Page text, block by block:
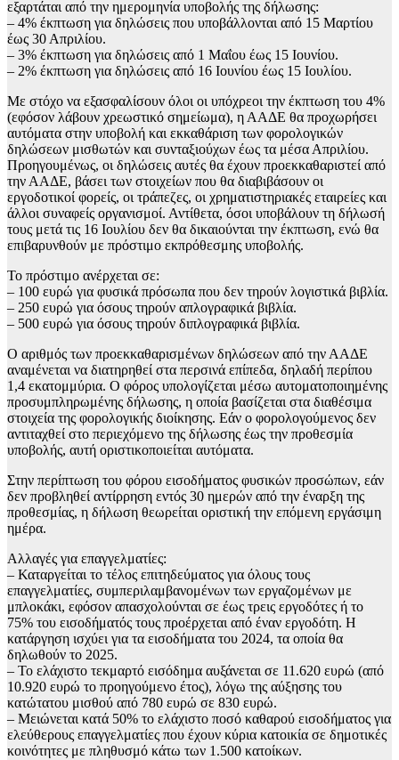
εξαρτάται από την ημερομηνία υποβολής της δήλωσης:
– 4% έκπτωση για δηλώσεις που υποβάλλονται από 15 Μαρτίου
έως 30 Απριλίου.
– 3% έκπτωση για δηλώσεις από 1 Μαΐου έως 15 Ιουνίου.
– 2% έκπτωση για δηλώσεις από 16 Ιουνίου έως 15 Ιουλίου.
Με στόχο να εξασφαλίσουν όλοι οι υπόχρεοι την έκπτωση του 4%
(εφόσον λάβουν χρεωστικό σημείωμα), η ΑΑΔΕ θα προχωρήσει
αυτόματα στην υποβολή και εκκαθάριση των φορολογικών
δηλώσεων μισθωτών και συνταξιούχων έως τα μέσα Απριλίου.
Προηγουμένως, οι δηλώσεις αυτές θα έχουν προεκκαθαριστεί από
την ΑΑΔΕ, βάσει των στοιχείων που θα διαβιβάσουν οι
εργοδοτικοί φορείς, οι τράπεζες, οι χρηματιστηριακές εταιρείες και
άλλοι συναφείς οργανισμοί. Αντίθετα, όσοι υποβάλουν τη δήλωσή
τους μετά τις 16 Ιουλίου δεν θα δικαιούνται την έκπτωση, ενώ θα
επιβαρυνθούν με πρόστιμο εκπρόθεσμης υποβολής.
Το πρόστιμο ανέρχεται σε:
– 100 ευρώ για φυσικά πρόσωπα που δεν τηρούν λογιστικά βιβλία.
– 250 ευρώ για όσους τηρούν απλογραφικά βιβλία.
– 500 ευρώ για όσους τηρούν διπλογραφικά βιβλία.
Ο αριθμός των προεκκαθαρισμένων δηλώσεων από την ΑΑΔΕ
αναμένεται να διατηρηθεί στα περσινά επίπεδα, δηλαδή περίπου
1,4 εκατομμύρια. Ο φόρος υπολογίζεται μέσω αυτοματοποιημένης
προσυμπληρωμένης δήλωσης, η οποία βασίζεται στα διαθέσιμα
στοιχεία της φορολογικής διοίκησης. Εάν ο φορολογούμενος δεν
αντιταχθεί στο περιεχόμενο της δήλωσης έως την προθεσμία
υποβολής, αυτή οριστικοποιείται αυτόματα.
Στην περίπτωση του φόρου εισοδήματος φυσικών προσώπων, εάν
δεν προβληθεί αντίρρηση εντός 30 ημερών από την έναρξη της
προθεσμίας, η δήλωση θεωρείται οριστική την επόμενη εργάσιμη
ημέρα.
Αλλαγές για επαγγελματίες:
– Καταργείται το τέλος επιτηδεύματος για όλους τους
επαγγελματίες, συμπεριλαμβανομένων των εργαζομένων με
μπλοκάκι, εφόσον απασχολούνται σε έως τρεις εργοδότες ή το
75% του εισοδήματός τους προέρχεται από έναν εργοδότη. Η
κατάργηση ισχύει για τα εισοδήματα του 2024, τα οποία θα
δηλωθούν το 2025.
– Το ελάχιστο τεκμαρτό εισόδημα αυξάνεται σε 11.620 ευρώ (από
10.920 ευρώ το προηγούμενο έτος), λόγω της αύξησης του
κατώτατου μισθού από 780 ευρώ σε 830 ευρώ.
– Μειώνεται κατά 50% το ελάχιστο ποσό καθαρού εισοδήματος για
ελεύθερους επαγγελματίες που έχουν κύρια κατοικία σε δημοτικές
κοινότητες με πληθυσμό κάτω των 1.500 κατοίκων.